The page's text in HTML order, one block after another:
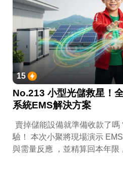
15
No.213 小型光儲救星！
系統EMS解決方案
賣掉儲能設備就準備收款了
驗！ 本次小聚將現場演示
與需量反應 ，並精算回本年限